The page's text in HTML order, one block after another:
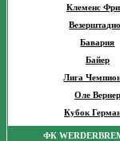
Клеменс
Бавария
Байер
Лига
Оле Вернер
Кубок
ФК